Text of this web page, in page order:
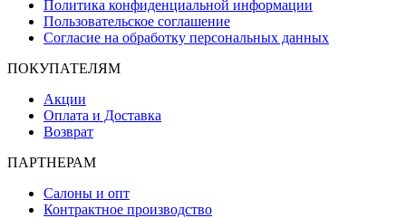
Политика конфиденциальной информации
Пользовательское соглашение
Согласие на обработку персональных данных
ПОКУПАТЕЛЯМ
Акции
Оплата и Доставка
Возврат
ПАРТНЕРАМ
Салоны и опт
Контрактное производство